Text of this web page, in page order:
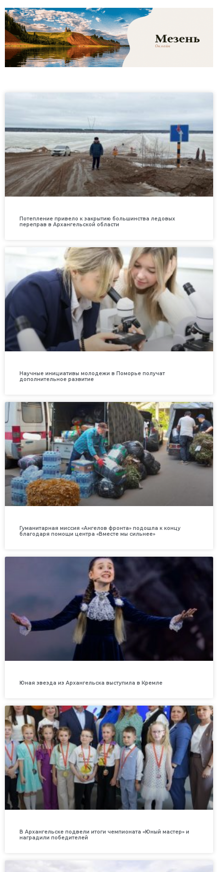
Потепление привело к закрытию большинства ледовых
переправ в Архангельской области
Научные инициативы молодежи в Поморье получат
дополнительное развитие
Гуманитарная миссия «Ангелов фронта» подошла к концу
благодаря помощи центра «Вместе мы сильнее»
Юная звезда из Архангельска выступила в Кремле
В Архангельске подвели итоги чемпионата «Юный мастер» и
наградили победителей